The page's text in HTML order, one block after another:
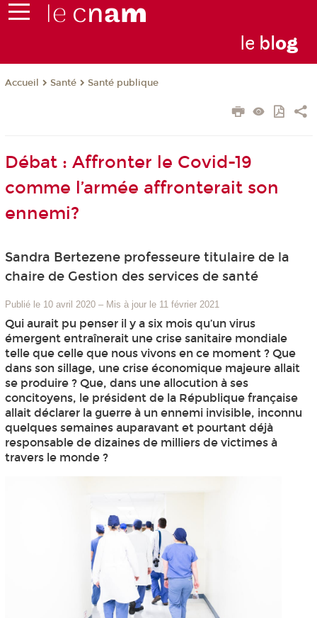
le blog
Accueil Santé Santé publique
Débat : Affronter le Covid-19
comme l’armée affronterait son
ennemi?
Sandra Bertezene professeure titulaire de la
chaire de Gestion des services de santé
Publié le 10 avril 2020 – Mis à jour le 11 février 2021
Qui aurait pu penser il y a six mois qu’un virus
émergent entraînerait une crise sanitaire mondiale
telle que celle que nous vivons en ce moment ? Que
dans son sillage, une crise économique majeure allait
se produire ? Que, dans une allocution à ses
concitoyens, le président de la République française
allait déclarer la guerre à un ennemi invisible, inconnu
quelques semaines auparavant et pourtant déjà
responsable de dizaines de milliers de victimes à
travers le monde ?